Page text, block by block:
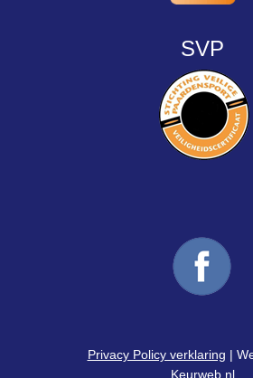
SVP
Privacy Policy verklaring |
Keurweb.nl